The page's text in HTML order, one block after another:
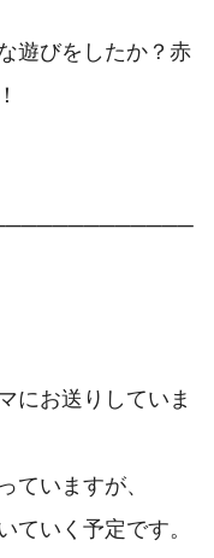
遊びをしたか？赤
にお送りしていま
ていますが、
ていく予定です。